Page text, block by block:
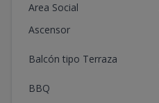
Area Social
Ascensor
Balcón tipo Terraza
BBQ